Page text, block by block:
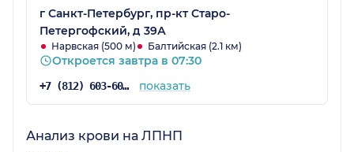
отзванивается, договариваемся о времени.
Всегда приходили очень позитивные
девушки, без опозданий, все делали быстро,
с минимальным стрессом для малышей.
Делала прививку ребенку: осмотр врача
вакцинациями: оплачивать ничего не
г Санкт-Петербург, пр-кт Старо-
Петергофский, д 39А
Нарвская (500 м) Балтийская (2.1 км)
Откроется завтра в 07:30
+7 (812) 603-60-42 показать
Анализ крови на ЛПНП